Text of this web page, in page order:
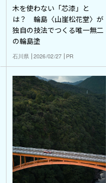
木を使わない「芯漆」と
は？ 輪島〈山崖松花堂〉が
独自の技法でつくる唯一無二
の輪島塗
石川県 2026/02/27 PR